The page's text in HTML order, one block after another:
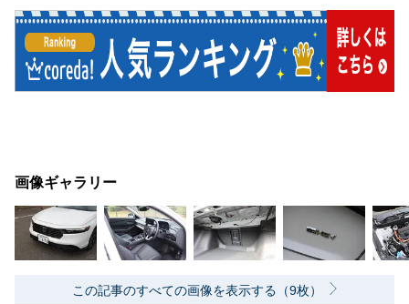
画像ギャラリー
この記事のすべての画像を表示する（9枚）